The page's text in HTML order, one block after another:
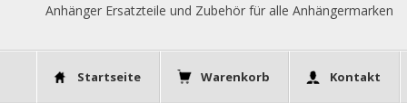
Anhänger Ersatzteile und Zubehör für alle Anhängermarken
Startseite Warenkorb Kontakt